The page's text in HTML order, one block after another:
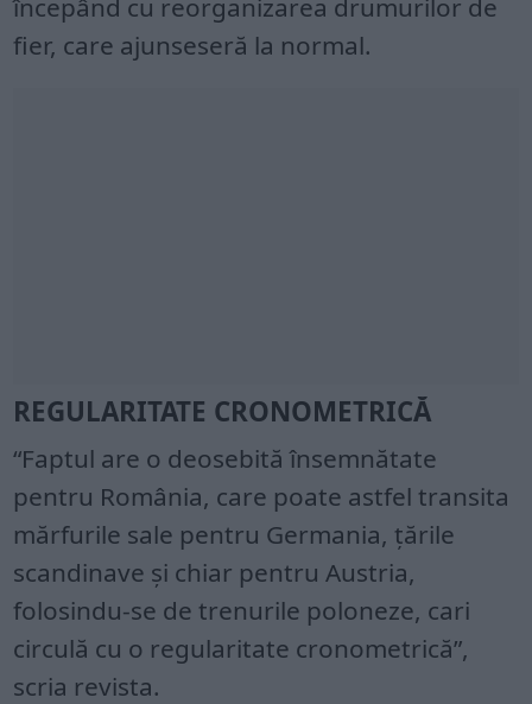
începând cu reorganizarea drumurilor de
fier, care ajunseseră la normal.
REGULARITATE CRONOMETRICĂ
“Faptul are o deosebită însemnătate
pentru România, care poate astfel transita
mărfurile sale pentru Germania, ţările
scandinave şi chiar pentru Austria,
folosindu-se de trenurile poloneze, cari
circulă cu o regularitate cronometrică”,
scria revista.